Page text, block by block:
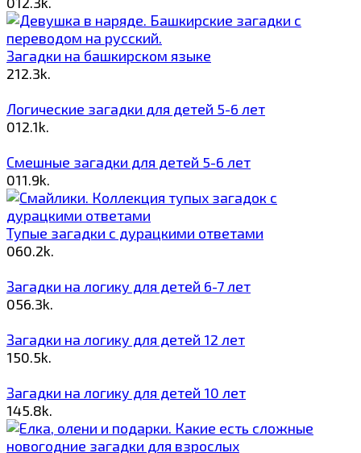
Загадки на башкирском языке
212.3k.
Логические загадки для детей 5-6 лет
012.1k.
Смешные загадки для детей 5-6 лет
011.9k.
Тупые загадки с дурацкими ответами
060.2k.
Загадки на логику для детей 6-7 лет
056.3k.
Загадки на логику для детей 12 лет
150.5k.
Загадки на логику для детей 10 лет
145.8k.